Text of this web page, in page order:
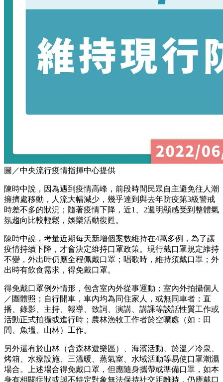
圖／中央流行疫情指揮中心提供
陳時中說，因為遇到疫情高峰，前段時間民眾自主避免往人潮
擁擠處移動，人流大幅減少，幾乎達到與去年防疫第3級警戒
時差不多的狀況；隨著疫情下降，近1、2週明顯感受到整體氣
氛趨向比較輕鬆，娛樂活動復甦。
陳時中說，考量近期每天新增個案數維持在4萬多例，為了讓
疫情持續下降，才會決定維持口罩政策。現行戴口罩規定維持
不變，外出時仍應全程佩戴口罩；唱歌時，維持須戴口罩；外
出時有飲食需求，得免戴口罩。
得免戴口罩例外情形，包含室內外從事運動；室內外拍攝個人
／團體照；自行開車，車內均為同住家人，或無同車者；直
播、錄影、主持、報導、致詞、演講、講課等談話性質工作或
活動正式拍攝或進行時；農林漁牧工作者於空曠處（如：田
間、魚塭、山林）工作。
另外還有於山林（含森林遊樂區）、海濱活動、於溫／冷泉、
烤箱、水療設施、三溫暖、蒸氣室、水域活動等易使口罩潮濕
場合。上述場合得免戴口罩，但應隨身攜帶或準備口罩，如本
身有相關症狀或與不特定對象無法保持社交距離時，仍應戴口